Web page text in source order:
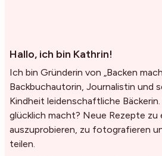
Hallo, ich bin Kathrin!
Ich bin Gründerin von „Backen
Backbuchautorin, Journalistin und
Kindheit leidenschaftliche Bäckerin.
glücklich macht? Neue Rezepte zu
auszuprobieren, zu fotografieren
teilen.